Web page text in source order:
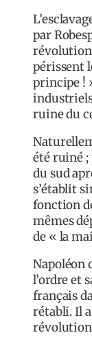
par
révolution
périssent
principe !
ruine du
été ruiné ;
du sud
s’établit
fonction
mêmes
de « la
Napoléon
l’ordre et
français
rétabli. Il
révolution